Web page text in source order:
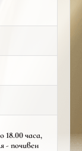
часа,
- почивен